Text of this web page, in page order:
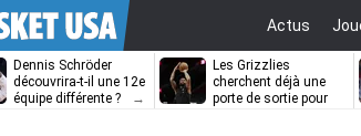
Actus
Dennis Schröder
découvrira-t-il une 12e
équipe différente ?
Les Grizzlies
cherchent déjà une
porte de sortie pour